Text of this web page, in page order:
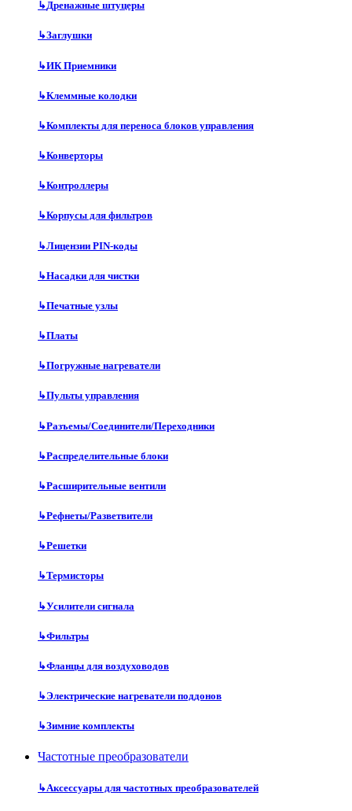
↳Дренажные штуцеры
↳Заглушки
↳ИК Приемники
↳Клеммные колодки
↳Комплекты для переноса блоков управления
↳Конверторы
↳Контроллеры
↳Корпусы для фильтров
↳Лицензии PIN-коды
↳Насадки для чистки
↳Печатные узлы
↳Платы
↳Погружные нагреватели
↳Пульты управления
↳Разъемы/Соединители/Переходники
↳Распределительные блоки
↳Расширительные вентили
↳Рефнеты/Разветвители
↳Решетки
↳Термисторы
↳Усилители сигнала
↳Фильтры
↳Фланцы для воздуховодов
↳Электрические нагреватели поддонов
↳Зимние комплекты
Частотные преобразователи
↳Аксессуары для частотных преобразователей